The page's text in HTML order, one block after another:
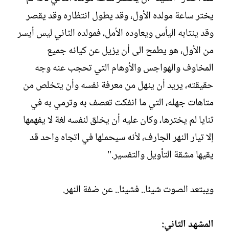
يختر ساعة مولده الأول، وقد يطول انتظاره وقد يقصر
وقد ينتابه اليأس ويعاوده الأمل، فمولده الثاني ليس أيسر
من الأول، هو يطمح الى أن يزيل عن كيانه جميع
المخاوف والهواجس والأوهام التي تحجب عنه وجه
حقيقته، يريد أن ينهل من معرفة نفسه وأن يتخلص من
متاهات جهله، التي ما انفكت تعصف به وترمي به في
ثنايا لم يخترها، وكان عليه أن يخلق لنفسه لغة لا يفهمها
إلا تيار النهر الجارف، لأنه سيحملها في اتجاه واحد قد
يقيها مشقة التأويل والتفسير."
ويبتعد الصوت شيئا.. فشيئا.. عن ضفة النهر.
المشهد الثاني: